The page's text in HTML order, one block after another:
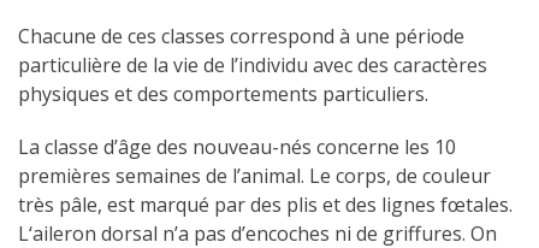
Chacune de ces classes correspond à une période
particulière de la vie de l’individu avec des caractères
physiques et des comportements particuliers.
La classe d’âge des nouveau-nés concerne les 10
premières semaines de l’animal. Le corps, de couleur
très pâle, est marqué par des plis et des lignes fœtales.
L‘aileron dorsal n’a pas d’encoches ni de griffures. On